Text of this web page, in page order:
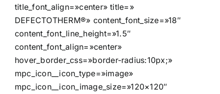
title_font_align=»center» title=»
DEFECTOTHERM®» content_font_size=»18″
content_font_line_height=»1.5″
content_font_align=»center»
hover_border_css=»border-radius:10px;»
mpc_icon__icon_type=»image»
mpc_icon__icon_image_size=»120×120″